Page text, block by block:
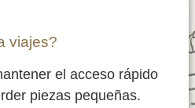
viajes?
el acceso rápido
piezas pequeñas.